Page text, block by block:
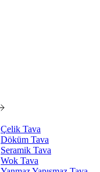
Çelik Tava
Döküm Tava
Seramik Tava
Wok Tava